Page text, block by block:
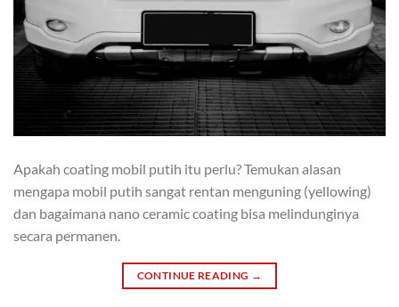
Apakah coating mobil putih itu perlu? Temukan alasan
mengapa mobil putih sangat rentan menguning (yellowing)
dan bagaimana nano ceramic coating bisa melindunginya
secara permanen.
CONTINUE READING →